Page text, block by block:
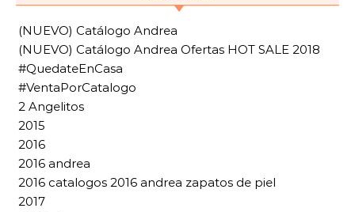
(NUEVO) Catálogo Andrea
(NUEVO) Catálogo Andrea Ofertas HOT SALE 2018
#QuedateEnCasa
#VentaPorCatalogo
2 Angelitos
2015
2016
2016 andrea
2016 catalogos 2016 andrea zapatos de piel
2017